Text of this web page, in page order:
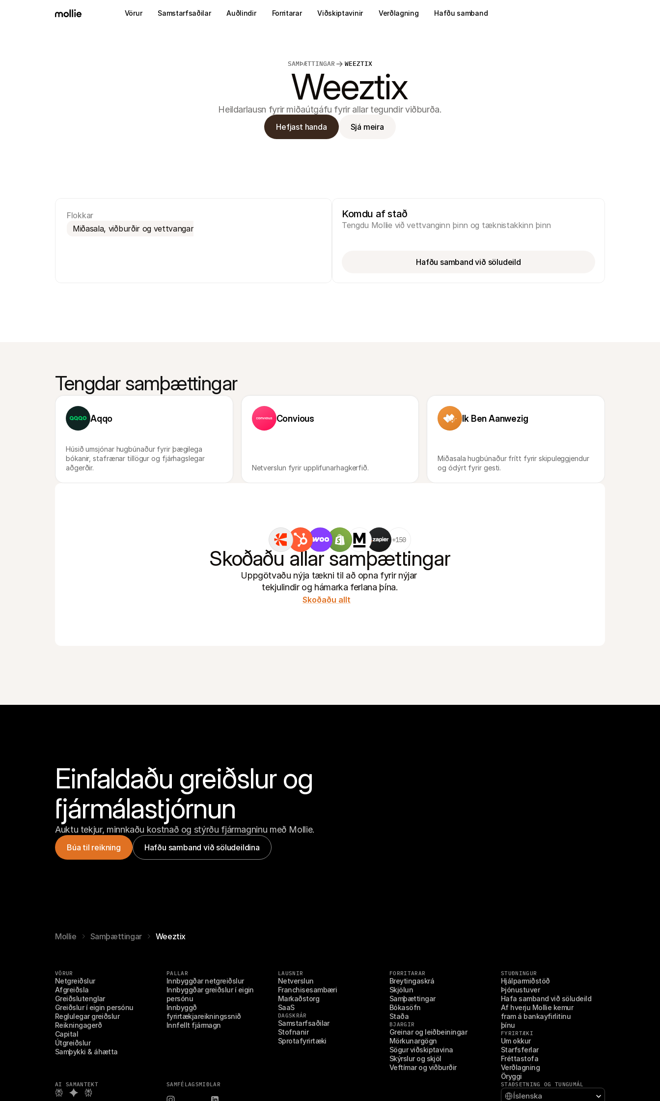
SAMÞÆTTINGAR WEEZTIX
Weeztix
Heildarlausn fyrir miðaútgáfu fyrir allar tegundir viðburða.
Hefjast handa Sjá meira
Flokkar
Miðasala, viðburðir og vettvangar
Komdu af stað
Tengdu Mollie við vettvanginn þinn og tæknistakkinn þinn
Hafðu samband við söludeild
Tengdar samþættingar
Aqqo
Húsið umsjónar hugbúnaður fyrir þægilega
bókanir, stafrænar tillögur og fjárhagslegar
aðgerðir.
Convious
Netverslun fyrir upplifunarhagkerfið.
Ik Ben Aanwezig
Miðasala hugbúnaður frítt fyrir skipuleggjendur
og ódýrt fyrir gesti.
+150
Skoðaðu allar samþættingar
Uppgötvaðu nýja tækni til að opna fyrir nýjar
tekjulindir og hámarka ferlana þína.
Skoðaðu allt
Einfaldaðu greiðslur og
fjármálastjórnun
Auktu tekjur, minnkaðu kostnað og stýrðu fjármagninu með Mollie.
Búa til reikning Hafðu samband við söludeildina
Mollie Samþættingar Weeztix
Vörur Samstarfsaðilar Auðlindir Forritarar Viðskiptavinir Verðlagning Hafðu samband
VÖRUR
Netgreiðslur
Afgreiðsla
Greiðslutenglar
Greiðslur í eigin persónu
Reglulegar greiðslur
Reikningagerð
Capital
Útgreiðslur
Samþykki & áhætta
PALLAR
Innbyggðar netgreiðslur
Innbyggðar greiðslur í eigin
persónu
Innbyggð
fyrirtækjareikningssnið
Innfellt fjármagn
LAUSNIR
Netverslun
Franchisesambæri
Markaðstorg
SaaS
DAGSKRÁR
Samstarfsaðilar
Stofnanir
Sprotafyrirtæki
FORRITARAR
Breytingaskrá
Skjölun
Samþættingar
Bókasöfn
Staða
BJARGIR
Greinar og leiðbeiningar
Mörkunargögn
Sögur viðskiptavina
Skýrslur og skjöl
Veftímar og viðburðir
STUÐNINGUR
Hjálparmiðstöð
Þjónustuver
Hafa samband við söludeild
Af hverju Mollie kemur
fram á bankayfirlitinu
þínu
FYRIRTÆKI
Um okkur
Starfsferlar
Fréttastofa
Verðlagning
Öryggi
AI SAMANTEKT SAMFÉLAGSMIÐLAR
STAÐSETNING OG TUNGUMÁL
Select Language
Íslenska